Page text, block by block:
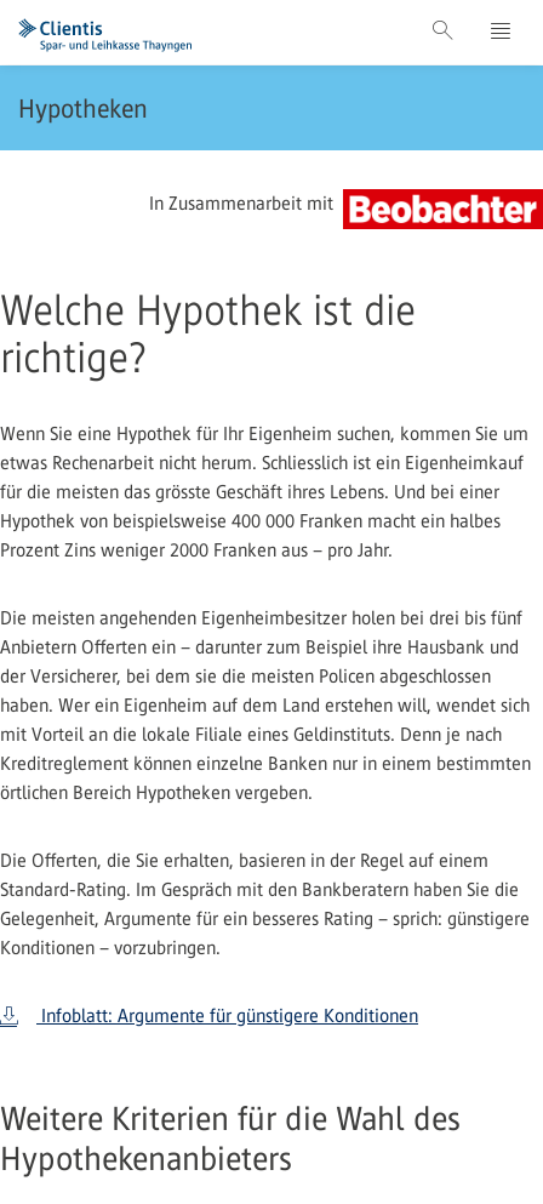
Hypotheken
In Zusammenarbeit mit
Welche Hypothek ist die
richtige?
Wenn Sie eine Hypothek für Ihr Eigenheim suchen, kommen Sie um
etwas Rechenarbeit nicht herum. Schliesslich ist ein Eigenheimkauf
für die meisten das grösste Geschäft ihres Lebens. Und bei einer
Hypothek von beispielsweise 400 000 Franken macht ein halbes
Prozent Zins weniger 2000 Franken aus – pro Jahr.
Die meisten angehenden Eigenheimbesitzer holen bei drei bis fünf
Anbietern Offerten ein – darunter zum Beispiel ihre Hausbank und
der Versicherer, bei dem sie die meisten Policen abgeschlossen
haben. Wer ein Eigenheim auf dem Land erstehen will, wendet sich
mit Vorteil an die lokale Filiale eines Geldinstituts. Denn je nach
Kreditreglement können einzelne Banken nur in einem bestimmten
örtlichen Bereich Hypotheken vergeben.
Die Offerten, die Sie erhalten, basieren in der Regel auf einem
Standard-Rating. Im Gespräch mit den Bankberatern haben Sie die
Gelegenheit, Argumente für ein besseres Rating – sprich: günstigere
Konditionen – vorzubringen.
Infoblatt: Argumente für günstigere Konditionen
Weitere Kriterien für die Wahl des
Hypothekenanbieters